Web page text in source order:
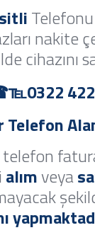
nakite
cihazını
422
Telefon
telefon
alımveya